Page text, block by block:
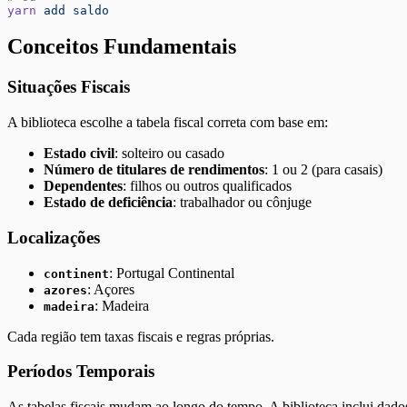
yarn add saldo
Conceitos Fundamentais
Situações Fiscais
A biblioteca escolhe a tabela fiscal correta com base em:
Estado civil: solteiro ou casado
Número de titulares de rendimentos: 1 ou 2 (para casais)
Dependentes: filhos ou outros qualificados
Estado de deficiência: trabalhador ou cônjuge
Localizações
continent: Portugal Continental
azores: Açores
madeira: Madeira
Cada região tem taxas fiscais e regras próprias.
Períodos Temporais